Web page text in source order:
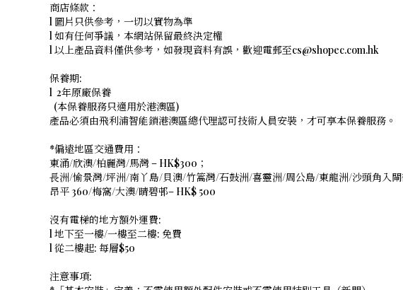
商店條款：
l 圖片只供參考，一切以實物為準
l 如有任何爭議，本網站保留最終決定權
l 以上產品資料僅供參考，如發現資料有誤，歡迎電郵至cs@shopec.com.hk
保養期:
l 2年原廠保養
(本保養服務只適用於港澳區)
產品必須由飛利浦智能鎖港澳區總代理認可技術人員安裝，才可享本保養服務。
*偏遠地區交通費用：
東涌/欣澳/柏麗灣/馬灣 – HK$300；
長洲/愉景灣/坪洲/南丫島/貝澳/竹篙灣/石鼓洲/喜靈洲/周公島/東龍洲/沙頭角入
昂平 360/梅窩/大澳/晴碧邨– HK$ 500
沒有電梯的地方額外運費:
l 地下至一樓/一樓至二樓: 免費
l 從二樓起: 每層$50
注意事項: